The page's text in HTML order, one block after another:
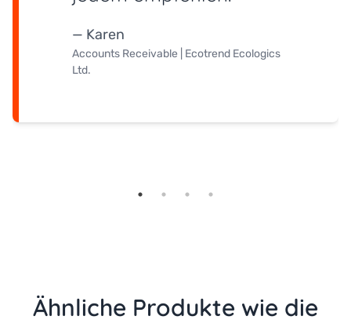
— Karen
Accounts Receivable | Ecotrend Ecologics
Ltd.
Ähnliche Produkte wie die